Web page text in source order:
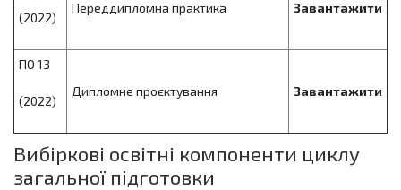
(2022)
Переддипломна практика Завантажити
ПО 13
(2022)
Дипломне проєктування Завантажити
Вибіркові освітні компоненти циклу
загальної підготовки